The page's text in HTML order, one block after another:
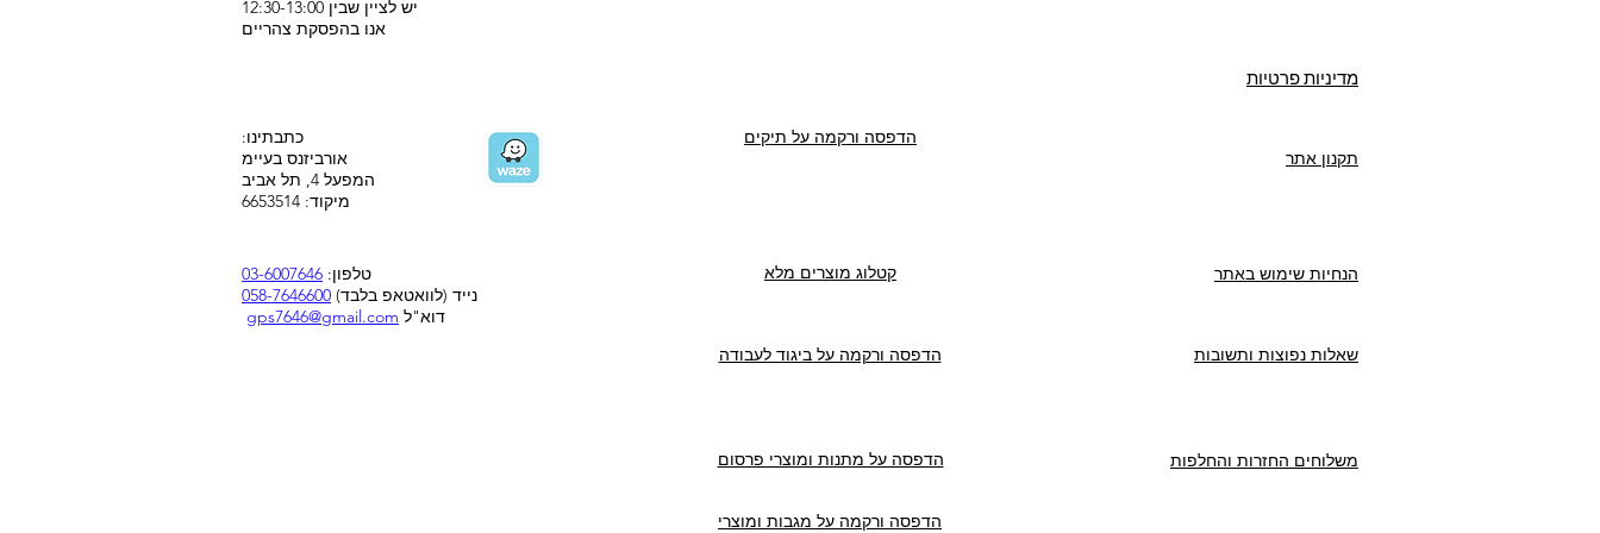
יש לציין שבין 12:30-13:00
אנו בהפסקת צהריים
מדיניות פרטיות
:כתבתינו
אורביזנס בעיימ
המפעל 4, תל אביב
מיקוד: 6653514
הדפסה ורקמה על תיקים
טלפון: 03-6007646
נייד (לוואטאפ בלבד) 058-7646600
gps7646@gmail.com דוא"ל
קטלוג מוצרים מלא
הדפסה ורקמה על ביגוד לעבודה
הדפסה על מתנות ומוצרי פרסום
תקנון אתר
הנחיות שימוש באתר
שאלות נפוצות ותשובות
משלוחים החזרות והחלפות
הדפסה ורקמה על מגבות ומוצרי